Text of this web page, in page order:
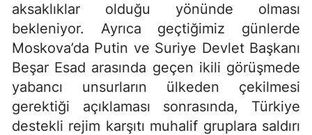
aksaklıklar olduğu yönünde olması
bekleniyor. Ayrıca geçtiğimiz günlerde
Moskova’da Putin ve Suriye Devlet Başkanı
Beşar Esad arasında geçen ikili görüşmede
yabancı unsurların ülkeden çekilmesi
gerektiği açıklaması sonrasında, Türkiye
destekli rejim karşıtı muhalif gruplara saldırı